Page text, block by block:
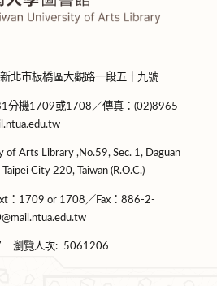
北市板橋區大觀路一段五十九號
分機1709或1708／傳真：(02)8965-
of Arts Library ,No.59, Sec. 1, Daguan
City 220, Taiwan (R.O.C.)
：1709 or 1708／Fax：886-2-
瀏覽人次: 5061206